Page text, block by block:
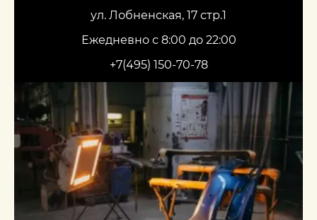
ул. Лобненская, 17 стр.1
Ежедневно с 8:00 до 22:00
+7(495) 150-70-78